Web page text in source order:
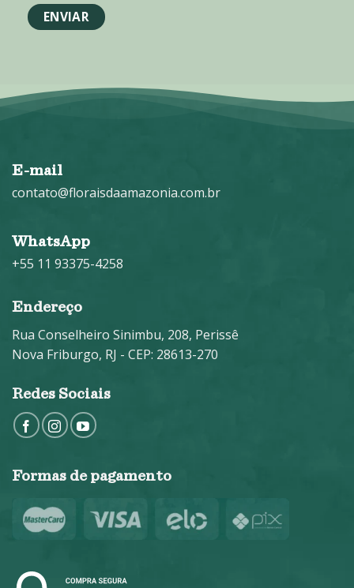
*
E-mail
contato@floraisdaamazonia.com.br
WhatsApp
+55 11 93375-4258
Endereço
Rua Conselheiro Sinimbu, 208, Perissê
Nova Friburgo, RJ - CEP: 28613-270
Redes Sociais
Formas de pagamento